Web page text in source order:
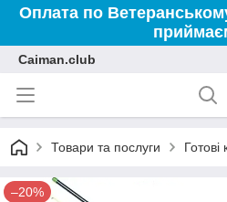
Оплата по
Caiman.club
Товари та послуги Готові
–20%